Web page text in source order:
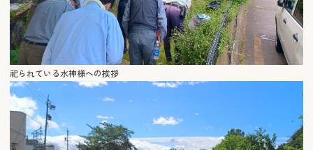
祀られている水神様への挨拶